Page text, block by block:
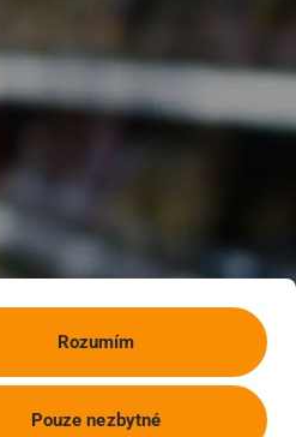
Rozumím
Pouze nezbytné